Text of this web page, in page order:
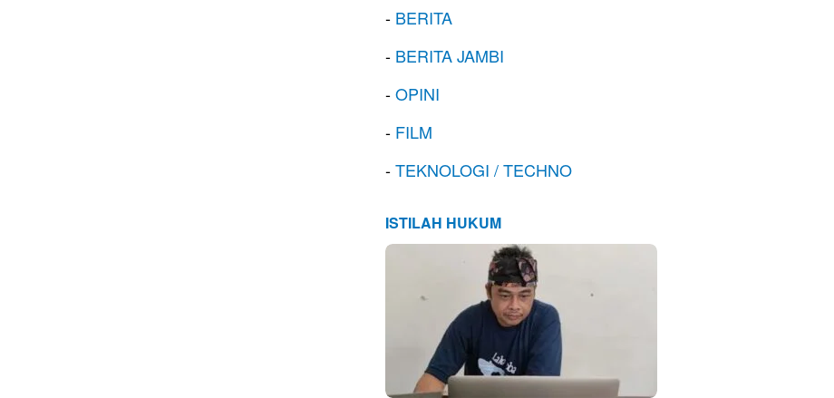
- BERITA
- BERITA JAMBI
-OPINI
- FILM
-TEKNOLOGI / TECHNO
ISTILAH HUKUM